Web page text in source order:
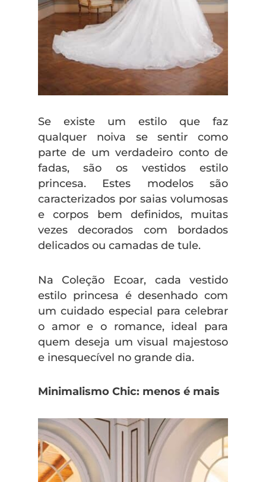
Se existe um estilo que faz
qualquer noiva se sentir como
parte de um verdadeiro conto de
fadas, são os vestidos estilo
princesa. Estes modelos são
caracterizados por saias volumosas
e corpos bem definidos, muitas
vezes decorados com bordados
delicados ou camadas de tule.
Na Coleção Ecoar, cada vestido
estilo princesa é desenhado com
um cuidado especial para celebrar
o amor e o romance, ideal para
quem deseja um visual majestoso
e inesquecível no grande dia.
Minimalismo Chic: menos é mais